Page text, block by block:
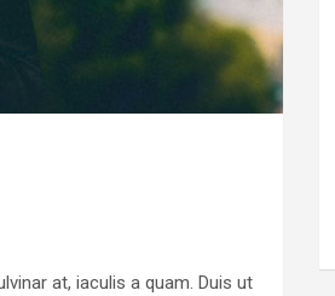
at, iaculis a quam. Duis ut